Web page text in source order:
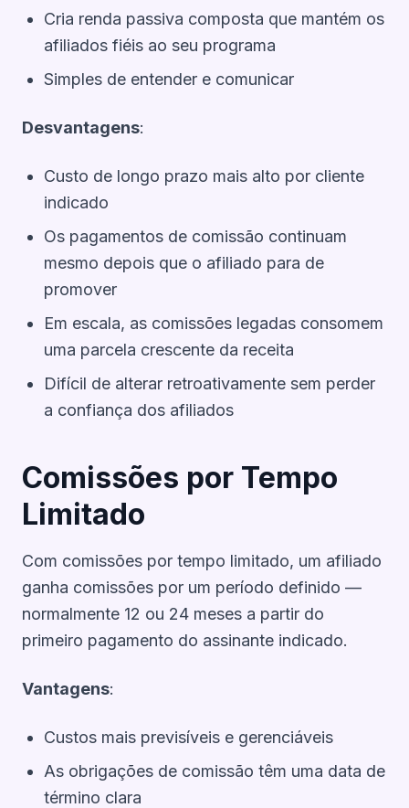
Cria renda passiva composta que mantém os
afiliados fiéis ao seu programa
Simples de entender e comunicar
Desvantagens:
Custo de longo prazo mais alto por cliente
indicado
Os pagamentos de comissão continuam
mesmo depois que o afiliado para de
promover
Em escala, as comissões legadas consomem
uma parcela crescente da receita
Difícil de alterar retroativamente sem perder
a confiança dos afiliados
Comissões por Tempo
Limitado
Com comissões por tempo limitado, um afiliado
ganha comissões por um período definido —
normalmente 12 ou 24 meses a partir do
primeiro pagamento do assinante indicado.
Vantagens:
Custos mais previsíveis e gerenciáveis
As obrigações de comissão têm uma data de
término clara